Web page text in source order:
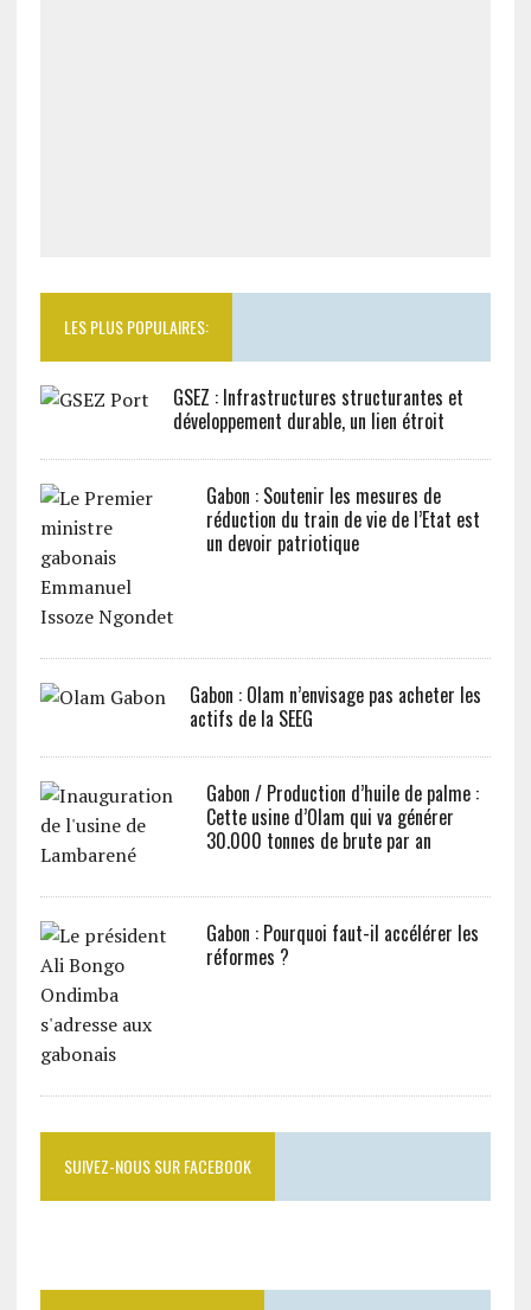
LES PLUS POPULAIRES:
GSEZ : Infrastructures structurantes et
développement durable, un lien étroit
Gabon : Soutenir les mesures de
réduction du train de vie de l’Etat est
un devoir patriotique
Gabon : Olam n’envisage pas acheter les
actifs de la SEEG
Gabon / Production d’huile de palme :
Cette usine d’Olam qui va générer
30.000 tonnes de brute par an
Gabon : Pourquoi faut-il accélérer les
réformes ?
SUIVEZ-NOUS SUR FACEBOOK